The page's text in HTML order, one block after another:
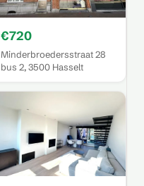
€720
Minderbroedersstraat 28
bus 2, 3500 Hasselt